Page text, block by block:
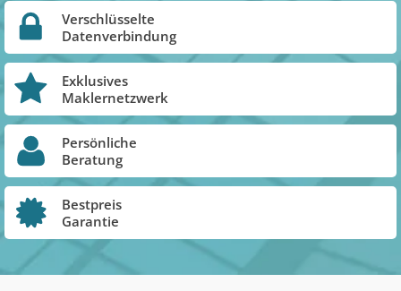
Verschlüsselte
Datenverbindung
Exklusives
Maklernetzwerk
Persönliche
Beratung
Bestpreis
Garantie